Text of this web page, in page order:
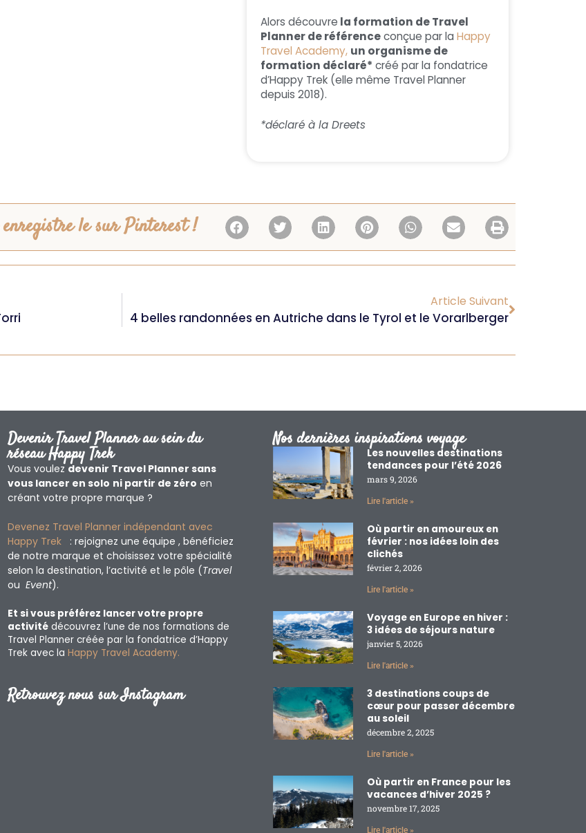
Alors découvre la formation de Travel
Planner de référenceconçue par la Happy
Travel Academy, un organisme de
formation déclaré* créé par la fondatrice
d’Happy Trek (elle même Travel Planner
depuis 2018).
*déclaré à la Dreets
le sur Pinterest !
Article Suivant
4 belles randonnées en Autriche dans le Tyrol et le Vorarlberger
Devenir Travel Planner au sein du
réseau Happy Trek
Vous voulez devenir Travel Planner sans
vous lancer en solo ni partir de zéro en
créant votre propre marque ?
Devenez Travel Planner indépendant avec
Happy Trek
: rejoignez une équipe , bénéficiez
de notre marque et choisissez votre spécialité
selon la destination, l’activité et le pôle (Travel
ou Event).
Et si vous préférez lancer votre propre
activitédécouvrez l’une de nos formations de
Travel Planner créée par la fondatrice d’Happy
Trek avec la Happy Travel Academy.
Retrouvez nous sur Instagram
Nos dernières inspirations voyage
Les nouvelles destinations
tendances pour l’été 2026
mars 9, 2026
Lire l'article »
Où partir en amoureux en
février : nos idées loin des
clichés
février 2, 2026
Lire l'article »
Voyage en Europe en hiver :
3 idées de séjours nature
janvier 5, 2026
Lire l'article »
3 destinations coups de
cœur pour passer décembre
au soleil
décembre 2, 2025
Lire l'article »
Où partir en France pour les
vacances d’hiver 2025 ?
novembre 17, 2025
Lire l'article »